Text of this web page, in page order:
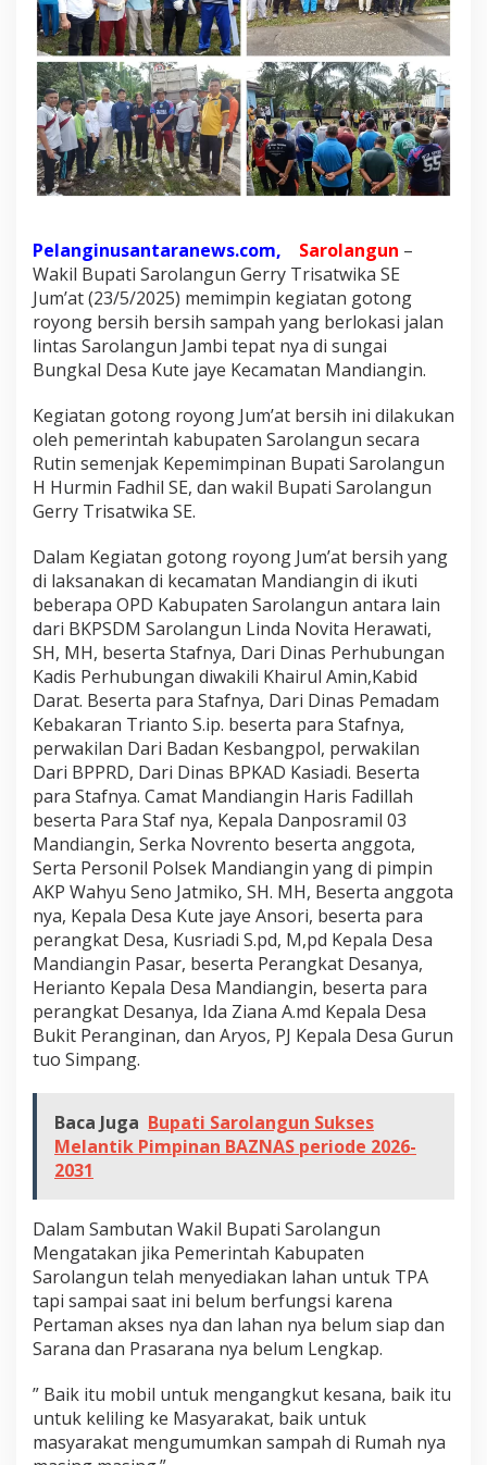
n
d
i
a
n
g
i
n
r
i
p
e
s
a
n
u
n
p
e
m
e
r
i
n
t
a
h
D
e
s
a
d
a
n
C
a
m
Pelanginusantaranews.com, Sarolangun –
Wakil Bupati Sarolangun Gerry Trisatwika SE
Jum’at (23/5/2025) memimpin kegiatan gotong
royong bersih bersih sampah yang berlokasi jalan
lintas Sarolangun Jambi tepat nya di sungai
Bungkal Desa Kute jaye Kecamatan Mandiangin.
Kegiatan gotong royong Jum’at bersih ini dilakukan
oleh pemerintah kabupaten Sarolangun secara
Rutin semenjak Kepemimpinan Bupati Sarolangun
H Hurmin Fadhil SE, dan wakil Bupati Sarolangun
Gerry Trisatwika SE.
Dalam Kegiatan gotong royong Jum’at bersih yang
di laksanakan di kecamatan Mandiangin di ikuti
beberapa OPD Kabupaten Sarolangun antara lain
dari BKPSDM Sarolangun Linda Novita Herawati,
SH, MH, beserta Stafnya, Dari Dinas Perhubungan
Kadis Perhubungan diwakili Khairul Amin,Kabid
Darat. Beserta para Stafnya, Dari Dinas Pemadam
Kebakaran Trianto S.ip. beserta para Stafnya,
perwakilan Dari Badan Kesbangpol, perwakilan
Dari BPPRD, Dari Dinas BPKAD Kasiadi. Beserta
para Stafnya. Camat Mandiangin Haris Fadillah
beserta Para Staf nya, Kepala Danposramil 03
Mandiangin, Serka Novrento beserta anggota,
Serta Personil Polsek Mandiangin yang di pimpin
AKP Wahyu Seno Jatmiko, SH. MH, Beserta anggota
nya, Kepala Desa Kute jaye Ansori, beserta para
perangkat Desa, Kusriadi S.pd, M,pd Kepala Desa
Mandiangin Pasar, beserta Perangkat Desanya,
Herianto Kepala Desa Mandiangin, beserta para
perangkat Desanya, Ida Ziana A.md Kepala Desa
Bukit Peranginan, dan Aryos, PJ Kepala Desa Gurun
tuo Simpang.
Baca Juga Bupati Sarolangun Sukses
Melantik Pimpinan BAZNAS periode 2026-
2031
Dalam Sambutan Wakil Bupati Sarolangun
Mengatakan jika Pemerintah Kabupaten
Sarolangun telah menyediakan lahan untuk TPA
tapi sampai saat ini belum berfungsi karena
Pertaman akses nya dan lahan nya belum siap dan
Sarana dan Prasarana nya belum Lengkap.
” Baik itu mobil untuk mengangkut kesana, baik itu
untuk keliling ke Masyarakat, baik untuk
masyarakat mengumumkan sampah di Rumah nya